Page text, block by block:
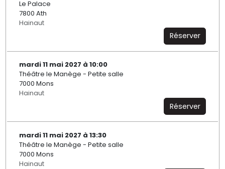
Le Palace
7800 Ath
Hainaut
Réserver
mardi 11 mai 2027 à 10:00
Théâtre le Manège - Petite salle
7000 Mons
Hainaut
Réserver
mardi 11 mai 2027 à 13:30
Théâtre le Manège - Petite salle
7000 Mons
Hainaut